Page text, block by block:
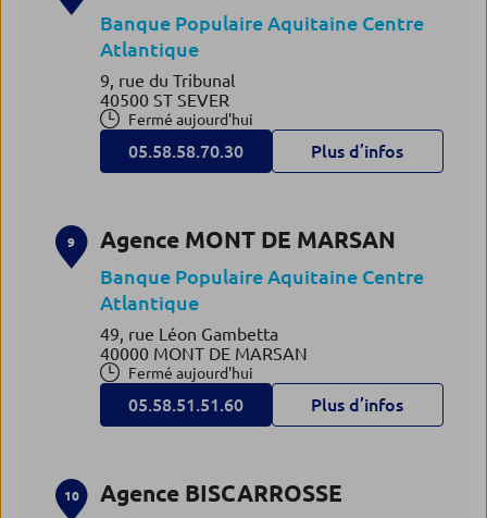
Banque Populaire Aquitaine Centre
Atlantique
9, rue du Tribunal
40500 ST SEVER
Fermé aujourd'hui
05.58.58.70.30 Plus d’infos
9 Agence MONT DE MARSAN
Banque Populaire Aquitaine Centre
Atlantique
49, rue Léon Gambetta
40000 MONT DE MARSAN
Fermé aujourd'hui
05.58.51.51.60 Plus d’infos
10 Agence BISCARROSSE